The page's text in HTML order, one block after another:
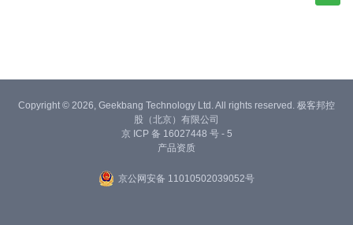
Copyright © 2026, Geekbang Technology Ltd. All rights reserved. 极客邦控
股（北京）有限公司
京 ICP 备 16027448 号 - 5
产品资质
京公网安备 11010502039052号